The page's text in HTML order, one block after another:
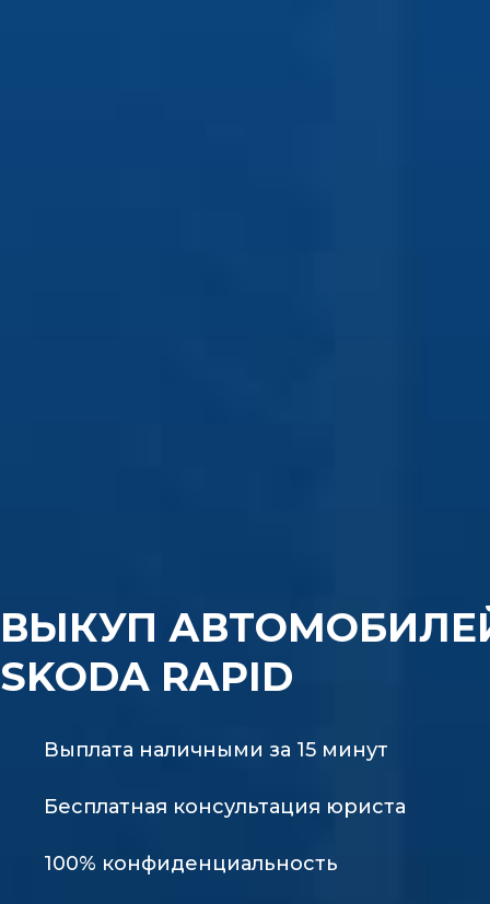
ВЫКУП
SKODA RAPID
Выплата наличными за 15 минут
Бесплатная консультация юриста
100% конфиденциальность